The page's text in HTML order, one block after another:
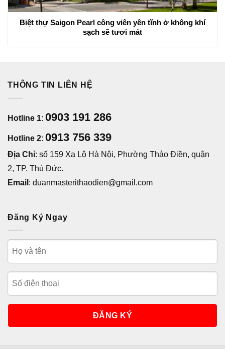
Biệt thự Saigon Pearl công viên yên tĩnh ở không khí
sạch sẽ tươi mát
THÔNG TIN LIÊN HỆ
Hotline 1: 0903 191 286
Hotline 2: 0913 756 339
Địa Chỉ: số 159 Xa Lộ Hà Nội, Phường Thảo Điền, quận
2, TP. Thủ Đức.
Email : duanmasterithaodien@gmail.com
Đăng Ký Ngay